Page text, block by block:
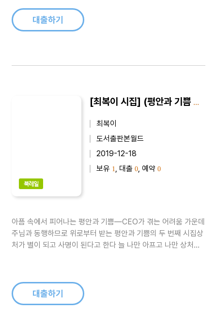
고 싶다，그리고 더..
대출하기
북레일
[최복이 시집] (평안과 기쁨 시) 아직도 만지면 아픕니다 : 최복이 제7시집
최복이
도서출판본월드
2019-12-18
보유 1 , 대출 0 , 예약 0
아픔 속에서 피어나는 평안과 기쁨―CEO가 겪는 어려움 가운데
주님과 동행하므로 위로부터 받는 평안과 기쁨의 두 번째 시집상
처가 별이 되고 사명이 된다고 한다 늘 나만 아프고 나만 상처받
게 오신 이를 만났다 그..
대출하기